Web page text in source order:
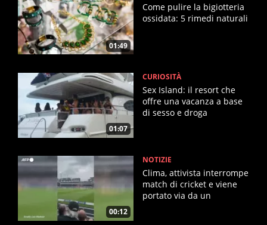
01:49
Come pulire la bigiotteria
ossidata: 5 rimedi naturali
01:07
CURIOSITÀ
Sex Island: il resort che
offre una vacanza a base
di sesso e droga
00:12
NOTIZIE
Clima, attivista interrompe
match di cricket e viene
portato via da un